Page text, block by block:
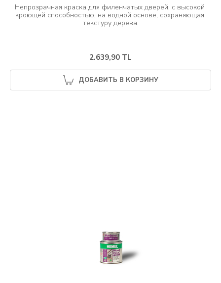
Непрозрачная краска для филенчатых дверей, с высокой
кроющей способностью, на водной основе, сохраняющая
2.639,90 TL
ДОБАВИТЬ В КОРЗИНУ